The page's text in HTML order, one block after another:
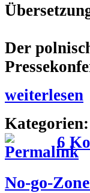
Der
weiterlesen
Kategorien:
6
No-go-